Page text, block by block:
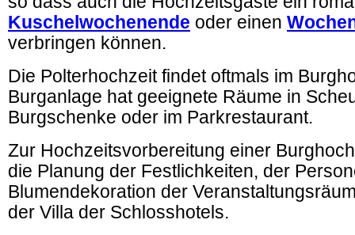
Kuschelwochenende oder einen
verbringen können.
Die Polterhochzeit findet oftmals im
Burganlage hat geeignete Räume in
Burgschenke oder im Parkrestaurant.
Zur Hochzeitsvorbereitung einer
die Planung der Festlichkeiten, der
Blumendekoration der
der Villa der Schlosshotels.